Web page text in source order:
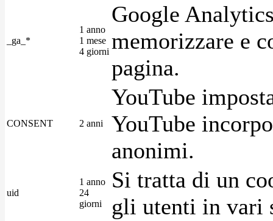
_ga_*
1 anno
1 mese
4 giorni
Google
memorizzare e
pagina.
CONSENT 2 anni
YouTube
YouTube
anonimi.
uid
1 anno
24
giorni
Si tratta di un
gli utenti in vari